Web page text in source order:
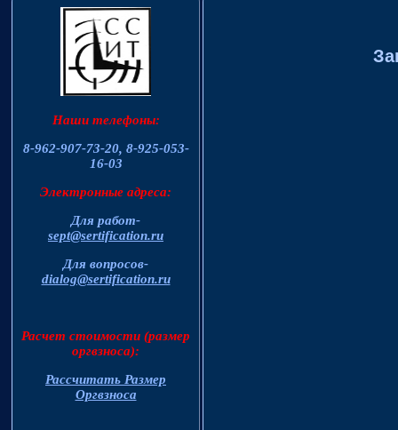
Наши телефоны:
8-962-907-73-20, 8-925-053-
16-03
Электронные адреса:
Для работ-
sept@sertification.ru
Для вопросов-
dialog@sertification.ru
Расчет стоимости (размер
оргвзноса):
Рассчитать Размер
Оргвзноса